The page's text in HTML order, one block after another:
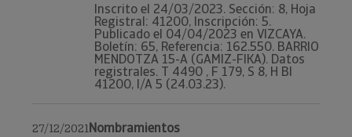
Inscrito el 24/03/2023. Sección: 8, Hoja
Registral: 41200, Inscripción: 5.
Publicado el 04/04/2023 en VIZCAYA.
Boletín: 65, Referencia: 162.550. BARRIO
MENDOTZA 15-A (GAMIZ-FIKA). Datos
registrales. T 4490 , F 179, S 8, H BI
41200, I/A 5 (24.03.23).
27/12/2021Nombramientos